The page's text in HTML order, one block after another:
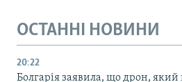
ОСТАННІ НОВИНИ
20:22
Болгарія заявила, що дрон, який